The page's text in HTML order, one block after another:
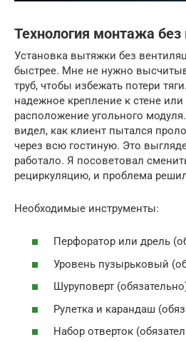
Технология монтажа без
Установка вытяжки без
быстрее. Мне не нужно
труб, чтобы избежать потери
надежное крепление к стене
расположение угольного
видел, как клиент пытался
через всю гостиную. Это
работало. Я посоветовал
рециркуляцию, и проблема
Необходимые инструменты:
Перфоратор или дрель
Уровень пузырьковый
Шуруповерт
Рулетка и карандаш
Набор отверток